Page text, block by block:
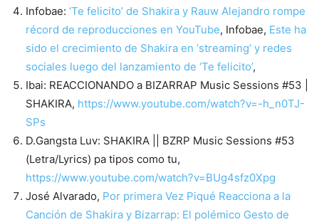
Infobae: ‘Te felicito’ de Shakira y Rauw Alejandro rompe
récord de reproducciones en YouTube, Infobae, Este ha
sido el crecimiento de Shakira en ‘streaming’ y redes
sociales luego del lanzamiento de ‘Te felicito’,
Ibai: REACCIONANDO a BIZARRAP Music Sessions #53 |
SHAKIRA, https://www.youtube.com/watch?v=-h_n0TJ-
SPs
D.Gangsta Luv: SHAKIRA || BZRP Music Sessions #53
(Letra/Lyrics) pa tipos como tu,
https://www.youtube.com/watch?v=BUg4sfz0Xpg
José Alvarado, Por primera Vez Piqué Reacciona a la
Canción de Shakira y Bizarrap: El polémico Gesto de